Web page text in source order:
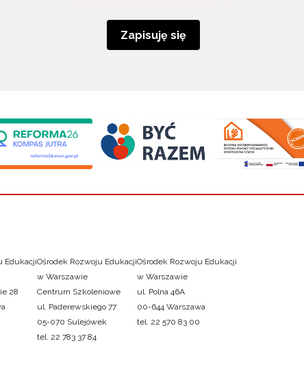
Zapisuję się
Edukacji
28
Ośrodek Rozwoju Edukacji
w Warszawie
Centrum Szkoleniowe
ul. Paderewskiego 77
05-070 Sulejówek
tel. 22 783 37 84
Ośrodek Rozwoju Edukacji
w Warszawie
ul. Polna 46A
00-644 Warszawa
tel. 22 570 83 00